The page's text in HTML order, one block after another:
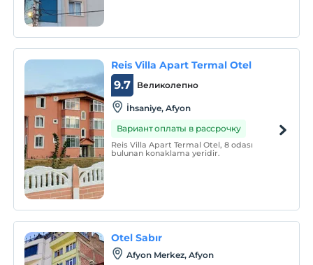
Reis Villa Apart Termal Otel
Великолепно
9.7
İhsaniye, Afyon
Вариант оплаты в рассрочку
Reis Villa Apart Termal Otel, 8 odası
bulunan konaklama yeridir.
Otel Sabır
Afyon Merkez, Afyon